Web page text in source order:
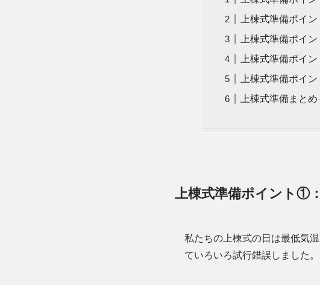
上棟式準備ポイ
上棟式準備ポイ
上棟式準備ポイ
上棟式準備ポイ
上棟式準備まと
上棟式準備ポイント①
私たちの上棟式の日は最低気
ていろいろ試行錯誤しました。